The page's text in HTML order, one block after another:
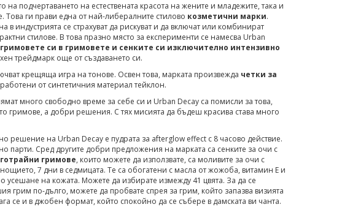
на подчертаването на естествената красота на жените и младежите, така и
Това ги прави една от най-либералните стилово козметични марки.
в индустрията се страхуват да рискуват и да включат или комбинират
стилове. В това празно място за експерименти се намесва Urban
си в гримовете и сенките си изключително интензивно
трейдмарк още от създаването си.
крещяща игра на тонове. Освен това, марката произвежда четки за
от синтетичния материал тейклон.
много свободно време за себе си и Urban Decay са помисли за това,
гримове, а добри решения. С тях мисията да бъдеш красива става много
решение на Urban Decay е пудрата за afterglow effect с 8 часово действие.
Сред другите добри предложения на марката са сенките за очи с
гримове, които можете да използвате, са моливите за очи с
7 дни в седмицата. Те са обогатени с масла от жожоба, витамин Е и
усешане на кожата. Можете да избирате измежду 41 цвята. За да се
грим по-дълго, можете да пробвате спрея за грим, който запазва визията
се и в джобен формат, който спокойно да се събере в дамската ви чанта.